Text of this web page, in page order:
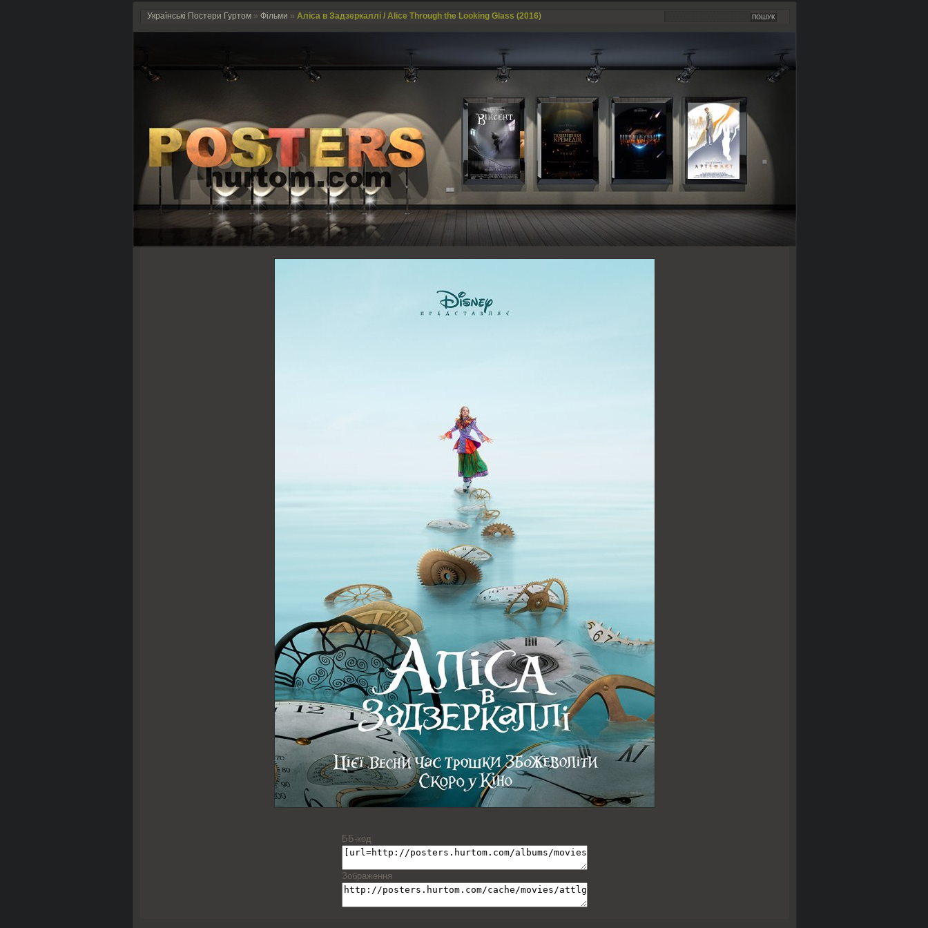
Українські Постери Гуртом » Фільми » Аліса в Задзеркаллі / Alice Through the Looking Glass (2016)
ББ-код
Зображення